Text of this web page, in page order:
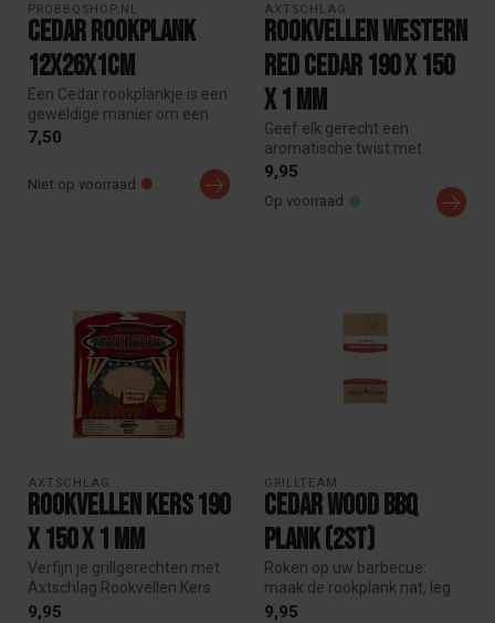
PROBBQSHOP.NL
Cedar Rookplank
12x26x1cm
Een Cedar rookplankje is een
geweldige manier om een
heerlijke rokerige smaak to...
7,50
Niet op voorraad
AXTSCHLAG
Rookvellen Western
red cedar 190 x 150
x 1 mm
Geef elk gerecht een
aromatische twist met
Axtschlag Rookvellen Red
9,95
Op voorraad
AXTSCHLAG
Rookvellen kers 190
x 150 x 1 mm
Verfijn je grillgerechten met
Axtschlag Rookvellen Kers
190 x 150 x 1 mm. Voeg e...
9,95
GRILLTEAM
Cedar wood bbq
plank (2st)
Roken op uw barbecue:
maak de rookplank nat, leg
de rookplank op het rooster
9,95